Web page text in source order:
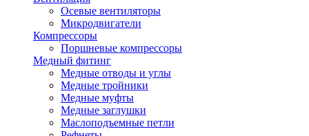
Осевые вентиляторы
Микродвигатели
Компрессоры
Поршневые компрессоры
Медный фитинг
Медные отводы и углы
Медные тройники
Медные муфты
Медные заглушки
Маслоподъемные петли